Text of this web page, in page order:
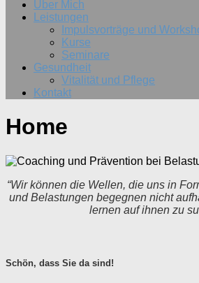
Über Mich
Leistungen
Impulsvorträge und
Kurse
Seminare
Gesundheit
Vitalität und Pflege
Kontakt
Home
“Wir können die Wellen, die uns in
und Belastungen begegnen nicht
lernen auf ihnen zu
Schön, dass Sie da sind!